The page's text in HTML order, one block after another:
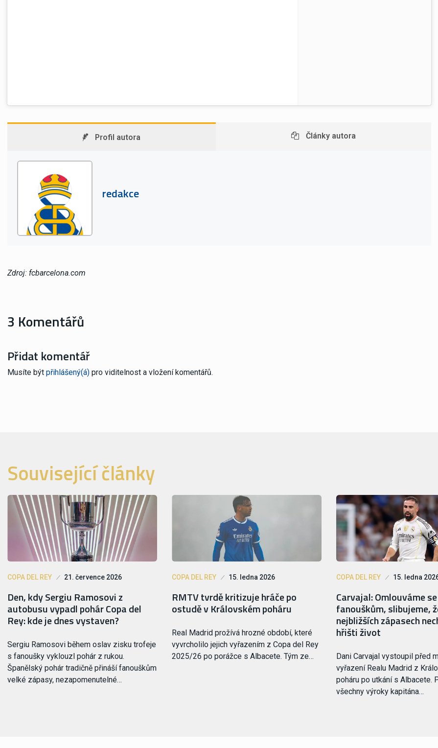
Profil autora Články autora
redakce
Zdroj: fcbarcelona.com
3 Komentářů
Přidat komentář
Musíte být přihlášený(á) pro viditelnost a vložení komentářů.
Související články
COPA DEL REY 21. července 2026
Den, kdy Sergiu Ramosovi z
autobusu vypadl pohár Copa del
Rey: kde je dnes vystaven?
Sergiu Ramosovi během oslav zisku trofeje
s fanoušky vyklouzl pohár z rukou.
Španělský pohár tradičně přináší fanouškům
velké zápasy, nezapomenutelné…
COPA DEL REY 15. ledna 2026
RMTV tvrdě kritizuje hráče po
ostudě v Královském poháru
Real Madrid prožívá hrozné období, které
vyvrcholilo jejich vyřazením z Copa del Rey
2025/26 po porážce s Albacete. Tým ze…
COPA DEL REY 15. ledna
Carvajal: Omlouváme se
fanouškům, slibujeme,
nejbližších zápasech
hřišti život
Dani Carvajal vystoupil před
vyřazení Realu Madrid z
poháru po utkání s Albacete.
všechny výroky kapitána…